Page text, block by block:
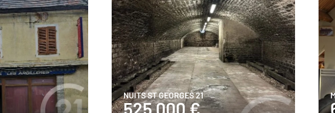
NUITS ST GEORGES 21
525 000 €